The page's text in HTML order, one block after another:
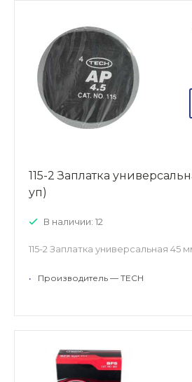
115-2 Заплатка
уп)
В наличии: 12
115-2 Заплатка универсальная 45
• Производитель — TECH